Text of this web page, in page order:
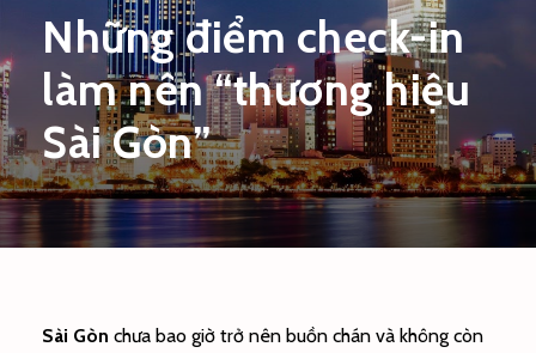
Những điểm check-in
làm nên “thương hiệu
Sài Gòn”
Sài Gòn chưa bao giờ trở nên buồn chán và không còn